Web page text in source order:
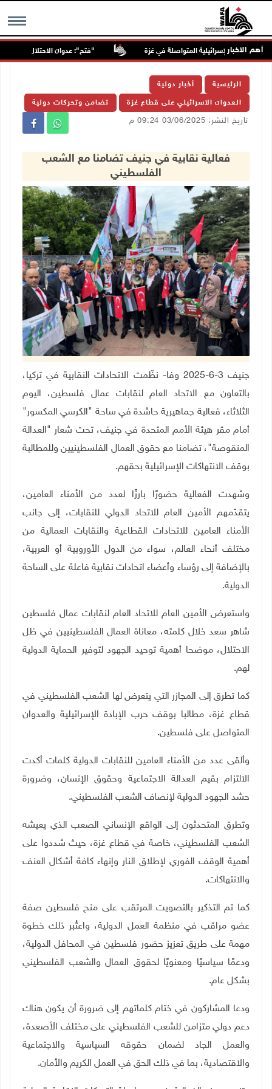
MENU أهم الاخبار "فتح": عدوان الاحتلال على مخيّم
الرئيسية أخبار دولية
العدوان الاسرائيلي على قطاع غزة تضامن وتحركات دولية
تاريخ النشر: 03/06/2025 09:24 م
فعالية نقابية في جنيف تضامنا مع الشعب
الفلسطيني
جنيف 3-6-2025 وفا- نظّمت الاتحادات النقابية في تركيا،
بالتعاون مع الاتحاد العام لنقابات عمال فلسطين، اليوم
الثلاثاء، فعالية جماهيرية حاشدة في ساحة "الكرسي المكسور"
أمام مقر هيئة الأمم المتحدة في جنيف، تحت شعار "العدالة
المنقوصة"، تضامنا مع حقوق العمال الفلسطينيين وللمطالبة
بوقف الانتهاكات الإسرائيلية بحقهم.
وشهدت الفعالية حضورًا بارزًا لعدد من الأمناء العامين،
يتقدّمهم الأمين العام للاتحاد الدولي للنقابات، إلى جانب
الأمناء العامين للاتحادات القطاعية والنقابات العمالية من
مختلف أنحاء العالم، سواء من الدول الأوروبية أو العربية،
بالإضافة إلى رؤساء وأعضاء اتحادات نقابية فاعلة على الساحة
الدولية.
واستعرض الأمين العام للاتحاد العام لنقابات عمال فلسطين
شاهر سعد خلال كلمته، معاناة العمال الفلسطينيين في ظل
الاحتلال، موضحا أهمية توحيد الجهود لتوفير الحماية الدولية
لهم.
كما تطرق إلى المجازر التي يتعرض لها الشعب الفلسطيني في
قطاع غزة، مطالبا بوقف حرب الإبادة الإسرائيلية والعدوان
المتواصل على فلسطين.
وألقى عدد من الأمناء العامين للنقابات الدولية كلمات أكدت
الالتزام بقيم العدالة الاجتماعية وحقوق الإنسان، وضرورة
حشد الجهود الدولية لإنصاف الشعب الفلسطيني.
وتطرق المتحدثون إلى الواقع الإنساني الصعب الذي يعيشه
الشعب الفلسطيني، خاصة في قطاع غزة، حيث شددوا على
أهمية الوقف الفوري لإطلاق النار وإنهاء كافة أشكال العنف
والانتهاكات.
كما تم التذكير بالتصويت المرتقب على منح فلسطين صفة
عضو مراقب في منظمة العمل الدولية، واعتُبر ذلك خطوة
مهمة على طريق تعزيز حضور فلسطين في المحافل الدولية،
ودعمًا سياسيًا ومعنويًا لحقوق العمال والشعب الفلسطيني
بشكل عام.
ودعا المشاركون في ختام كلماتهم إلى ضرورة أن يكون هناك
دعم دولي متزامن للشعب الفلسطيني على مختلف الأصعدة،
والعمل الجاد لضمان حقوقه السياسية والاجتماعية
والاقتصادية، بما في ذلك الحق في العمل الكريم والأمان.